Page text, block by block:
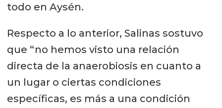
todo en Aysén.
Respecto a lo anterior, Salinas sostuvo
que “no hemos visto una relación
directa de la anaerobiosis en cuanto a
un lugar o ciertas condiciones
específicas, es más a una condición